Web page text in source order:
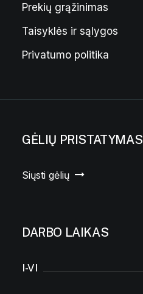
Prekių grąžinimas
Taisyklės ir sąlygos
Privatumo politika
GĖLIŲ PRISTATYMAS
Siųsti gėlių
DARBO LAIKAS
I-VI